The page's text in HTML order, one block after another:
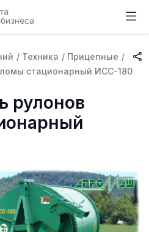
/ Техника / Прицепные /
стационарный ИСС-180
рулонов